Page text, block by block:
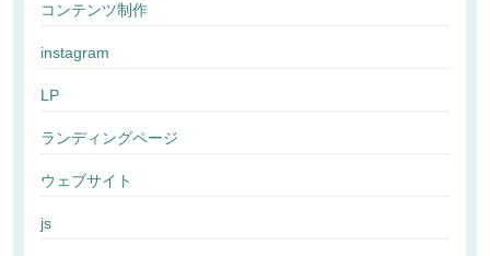
コンテンツ制作
instagram
LP
ランディングページ
ウェブサイト
js